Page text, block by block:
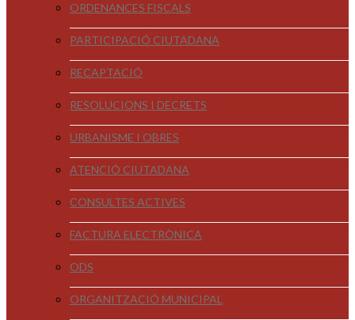
ORDENANCES FISCALS
PARTICIPACIÓ CIUTADANA
RECAPTACIÓ
RESOLUCIONS I DECRETS
URBANISME I OBRES
ATENCIÓ CIUTADANA
CONSULTES ACTIVES
FACTURA ELECTRÒNICA
ODS
ORGANITZACIÓ MUNICIPAL